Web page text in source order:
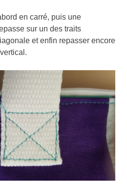
en carré, puis une
sur un des traits
et enfin repasser encore